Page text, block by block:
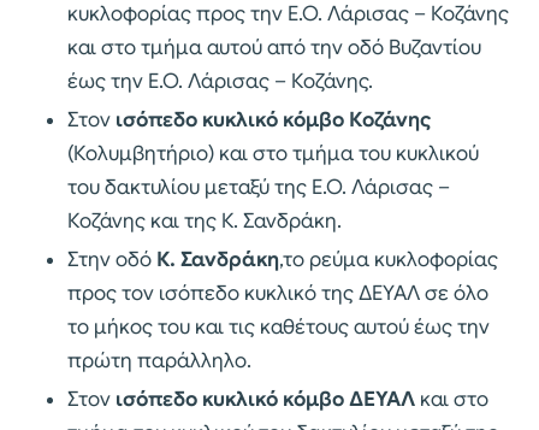
κυκλοφορίας προς την Ε.Ο. Λάρισας – Κοζάνης
και στο τμήμα αυτού από την οδό Βυζαντίου
έως την Ε.Ο. Λάρισας – Κοζάνης.
Στον ισόπεδο κυκλικό κόμβο Κοζάνης
(Κολυμβητήριο) και στο τμήμα του κυκλικού
του δακτυλίου μεταξύ της Ε.Ο. Λάρισας –
Κοζάνης και της Κ. Σανδράκη.
Στην οδό Κ. Σανδράκη,το ρεύμα κυκλοφορίας
προς τον ισόπεδο κυκλικό της ΔΕΥΑΛ σε όλο
το μήκος του και τις καθέτους αυτού έως την
πρώτη παράλληλο.
Στον ισόπεδο κυκλικό κόμβο ΔΕΥΑΛ και στο